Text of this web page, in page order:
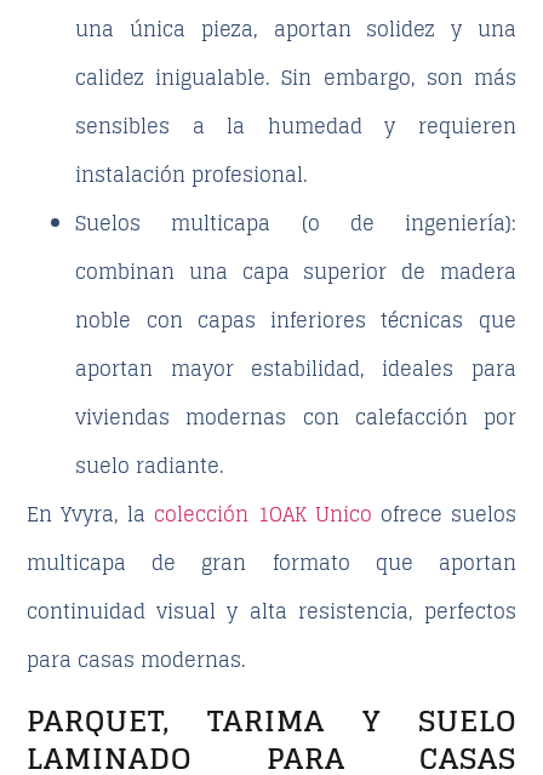
una única pieza, aportan solidez y una
calidez inigualable. Sin embargo, son más
sensibles a la humedad y requieren
instalación profesional.
Suelos multicapa (o de ingeniería):
combinan una capa superior de madera
noble con capas inferiores técnicas que
aportan mayor estabilidad, ideales para
viviendas modernas con calefacción por
suelo radiante.
En Yvyra, la colección 1OAK Unico ofrece suelos
multicapa de gran formato que aportan
continuidad visual y alta resistencia, perfectos
para casas modernas.
PARQUET, TARIMA Y SUELO
LAMINADO PARA CASAS